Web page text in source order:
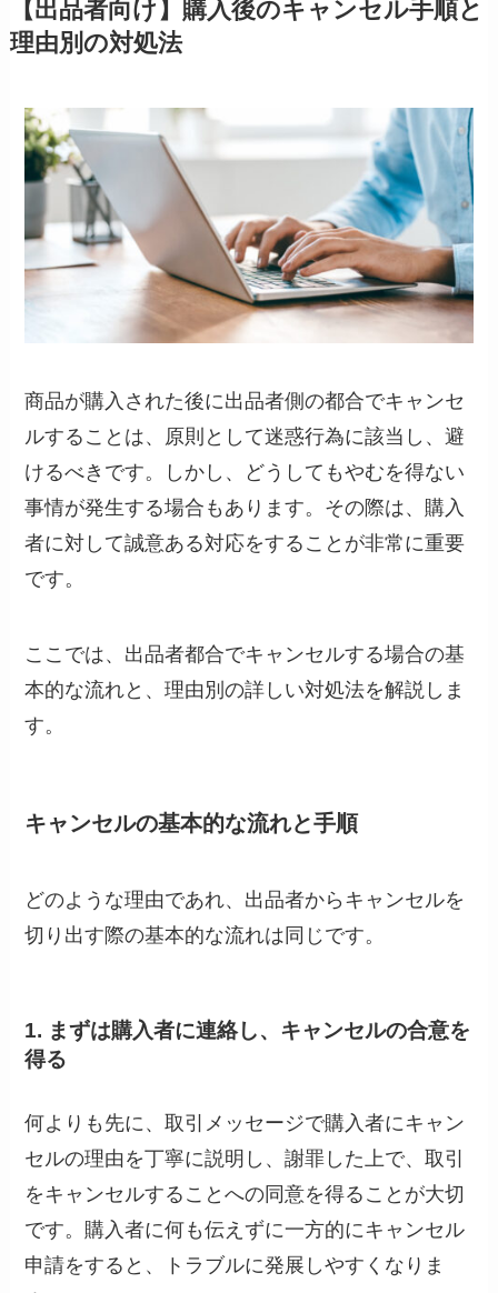
【出品者向け】購入後のキャンセル手順と
理由別の対処法
商品が購入された後に出品者側の都合でキャンセ
ルすることは、原則として迷惑行為に該当し、避
けるべきです。しかし、どうしてもやむを得ない
事情が発生する場合もあります。その際は、購入
者に対して誠意ある対応をすることが非常に重要
です。
ここでは、出品者都合でキャンセルする場合の基
本的な流れと、理由別の詳しい対処法を解説しま
す。
キャンセルの基本的な流れと手順
どのような理由であれ、出品者からキャンセルを
切り出す際の基本的な流れは同じです。
1. まずは購入者に連絡し、キャンセルの合意を
得る
何よりも先に、取引メッセージで購入者にキャン
セルの理由を丁寧に説明し、謝罪した上で、取引
をキャンセルすることへの同意を得ることが大切
です。購入者に何も伝えずに一方的にキャンセル
申請をすると、トラブルに発展しやすくなりま